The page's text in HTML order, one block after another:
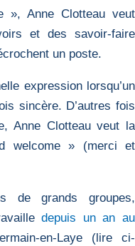
», Anne Clotteau veut
et des savoir-faire
un poste.
expression lorsqu’un
sincère. D’autres fois
Anne Clotteau veut la
welcome » (merci et
de grands groupes,
depuis un an au
en-Laye (lire ci-